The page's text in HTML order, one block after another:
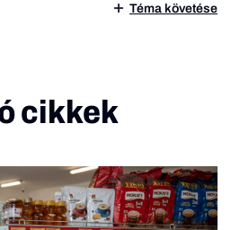
Téma követése
cikkek